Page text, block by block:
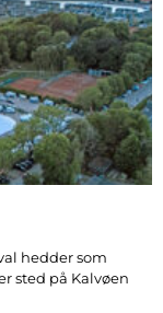
hedder som
sted på Kalvøen